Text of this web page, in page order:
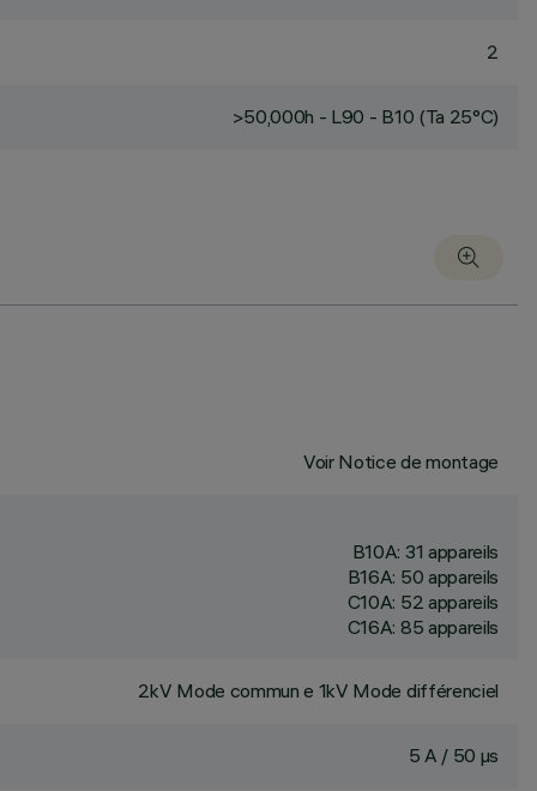
2
>50,000h - L90 - B10 (Ta 25°C)
Voir Notice de montage
B10A: 31 appareils
B16A: 50 appareils
C10A: 52 appareils
C16A: 85 appareils
2kV Mode commun e 1kV Mode différenciel
5 A / 50 µs